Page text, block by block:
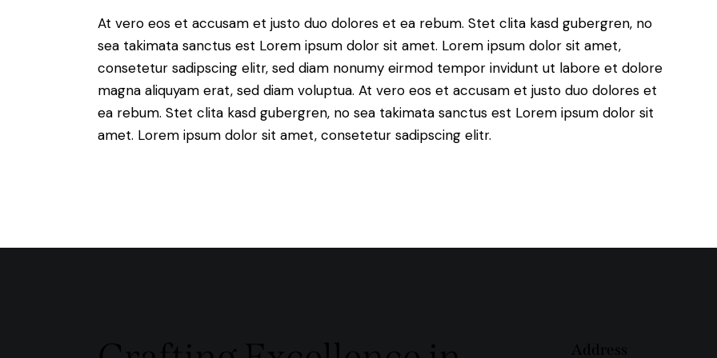
At vero eos et accusam et justo duo dolores et ea rebum. Stet clita kasd gubergren, no
sea takimata sanctus est Lorem ipsum dolor sit amet. Lorem ipsum dolor sit amet,
consetetur sadipscing elitr, sed diam nonumy eirmod tempor invidunt ut labore et dolore
magna aliquyam erat, sed diam voluptua. At vero eos et accusam et justo duo dolores et
ea rebum. Stet clita kasd gubergren, no sea takimata sanctus est Lorem ipsum dolor sit
amet. Lorem ipsum dolor sit amet, consetetur sadipscing elitr.